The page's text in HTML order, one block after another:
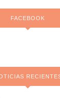
FACEBOOK